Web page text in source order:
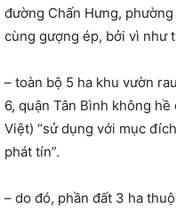
đường Chấn Hưng,
cùng gượng ép, bởi vì như
– toàn bộ 5 ha khu vườn
6, quận Tân Bình không
Việt) “sử dụng với mục
phát tín”.
– do đó, phần đất 3 ha